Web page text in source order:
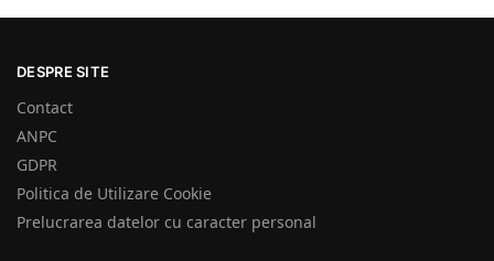
DESPRE SITE
Contact
ANPC
GDPR
Politica de Utilizare Cookie
Prelucrarea datelor cu caracter personal